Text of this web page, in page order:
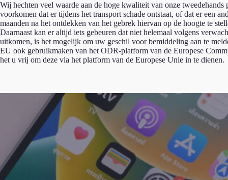
Wij hechten veel waarde aan de hoge kwaliteit van onze
voorkomen dat er tijdens het transport schade ontstaat, of dat er een
maanden na het ontdekken van het gebrek hiervan op de hoogte te
Daarnaast kan er altijd iets gebeuren dat niet helemaal volgens
uitkomen, is het mogelijk om uw geschil voor bemiddeling aan te
EU ook gebruikmaken van het ODR-platform van de Europese
het u vrij om deze via het platform van de Europese Unie in te dienen.